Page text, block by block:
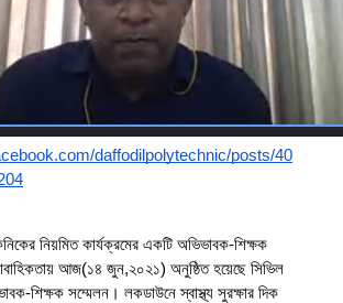
daffodilpolytechnic/posts/40
নিয়মিত কার্যক্রমের একটি অভিভাবক-শিক্ষক
আজ(১৪ জুন,২০২১) অনুষ্ঠিত হয়েছে সিভিল
শিক্ষক সম্মেলন। লকডাউনে স্বাস্থ্য সুরক্ষার দিক